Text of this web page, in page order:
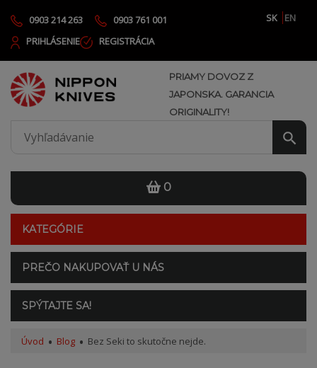
0903 214 263 0903 761 001 SK
EN
PRIHLÁSENIE
REGISTRÁCIA
PRIAMY DOVOZ Z
JAPONSKA. GARANCIA
ORIGINALITY!
0
KATEGÓRIE
PREČO NAKUPOVAŤ U NÁS
SPÝTAJTE SA!
Úvod Blog Bez Seki to skutočne nejde.